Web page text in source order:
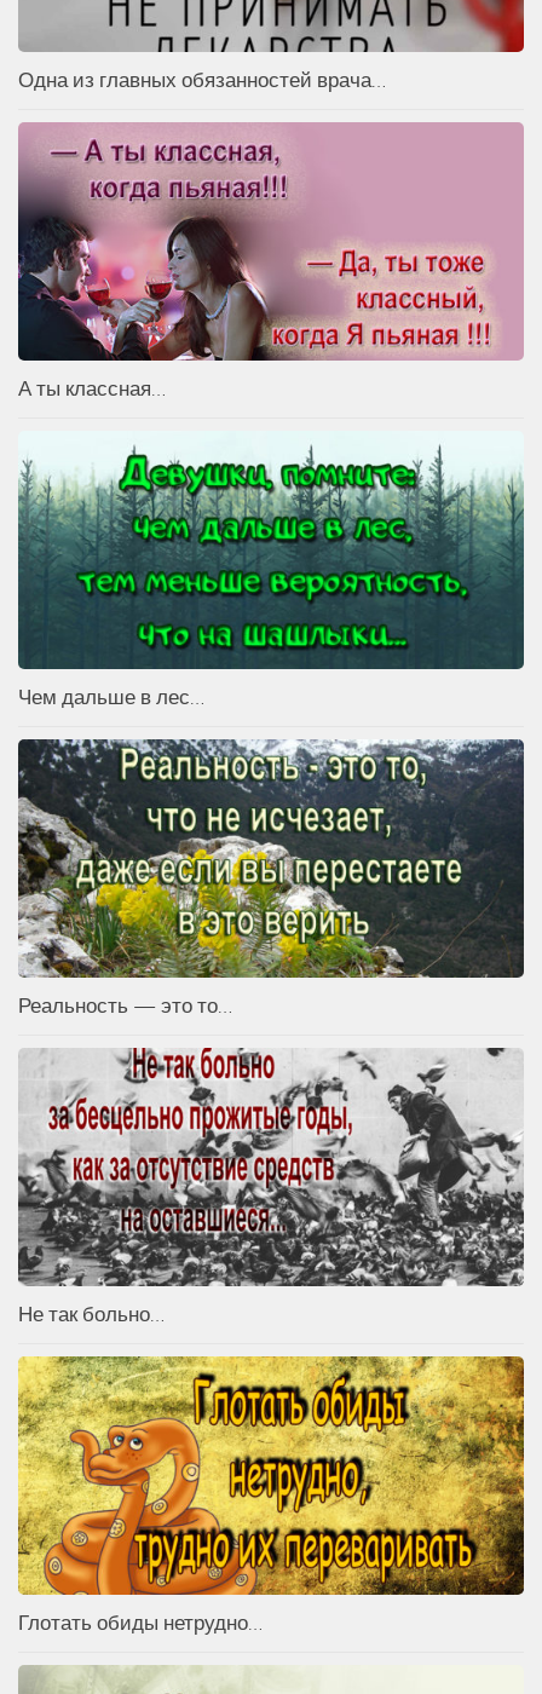
Одна из главных обязанностей врача…
А ты классная…
Чем дальше в лес…
Реальность — это то…
Не так больно…
Глотать обиды нетрудно…